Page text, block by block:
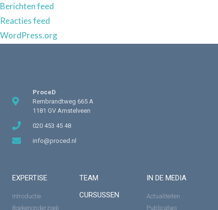
Berichten feed
Reacties feed
WordPress.org
ProceD
Rembrandtweg 665 A
1181 GV Amstelveen
020 453 45 48
info@proced.nl
EXPERTISE
Introductie
Boekenonderzoek
TEAM
CURSUSSEN
IN DE MEDIA
Actualiteiten
Publicaties